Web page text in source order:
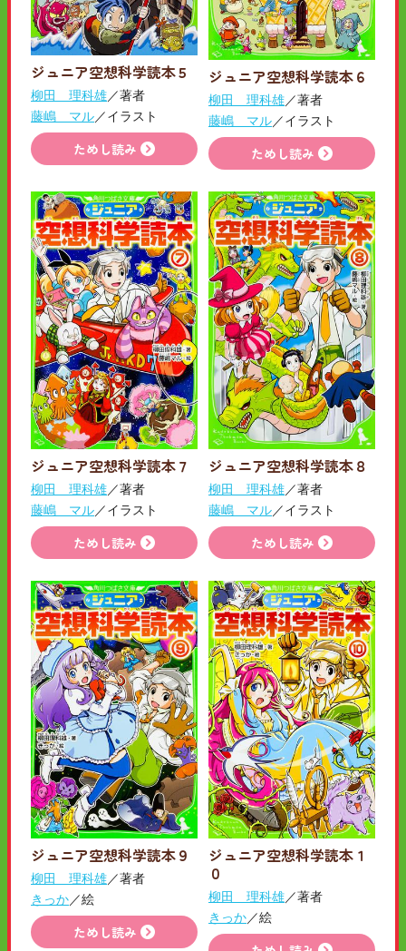
ジュニア空想科学読本５
柳田 理科雄／著者
藤嶋 マル／イラスト
ためし読み
ジュニア空想科学読本６
柳田 理科雄／著者
藤嶋 マル／イラスト
ためし読み
ジュニア空想科学読本７
柳田 理科雄／著者
藤嶋 マル／イラスト
ためし読み
ジュニア空想科学読本８
柳田 理科雄／著者
藤嶋 マル／イラスト
ためし読み
ジュニア空想科学読本９
柳田 理科雄／著者
きっか／絵
ためし読み
ジュニア空想科学読本１
０
柳田 理科雄／著者
きっか／絵